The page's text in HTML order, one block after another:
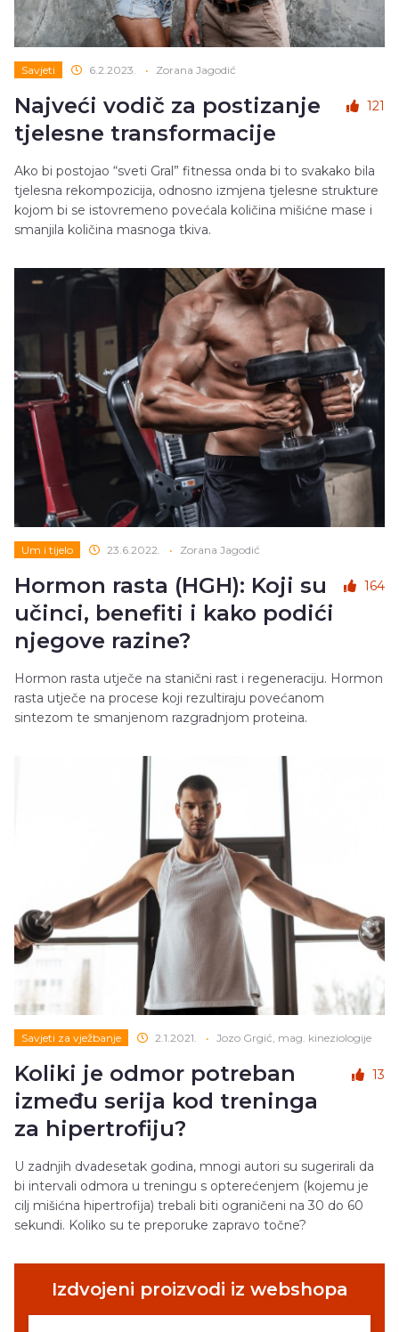
Savjeti 6.2.2023. • Zorana Jagodić
Najveći vodič za postizanje
tjelesne transformacije
121
Ako bi postojao “sveti Gral” fitnessa onda bi to svakako bila
tjelesna rekompozicija, odnosno izmjena tjelesne strukture
kojom bi se istovremeno povećala količina mišićne mase i
smanjila količina masnoga tkiva.
Um i tijelo 23.6.2022. • Zorana Jagodić
Hormon rasta (HGH): Koji su
učinci, benefiti i kako podići
njegove razine?
164
Hormon rasta utječe na stanični rast i regeneraciju. Hormon
rasta utječe na procese koji rezultiraju povećanom
sintezom te smanjenom razgradnjom proteina.
Savjeti za vježbanje 2.1.2021. • Jozo Grgić, mag. kineziologije
Koliki je odmor potreban
između serija kod treninga
za hipertrofiju?
13
U zadnjih dvadesetak godina, mnogi autori su sugerirali da
bi intervali odmora u treningu s opterećenjem (kojemu je
cilj mišićna hipertrofija) trebali biti ograničeni na 30 do 60
sekundi. Koliko su te preporuke zapravo točne?
Izdvojeni proizvodi iz webshopa